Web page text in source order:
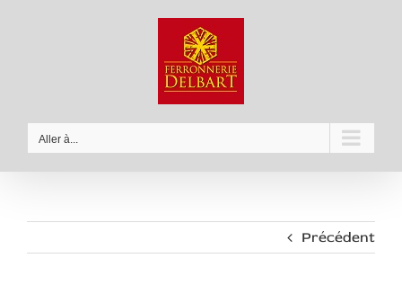
Aller à...
Précédent